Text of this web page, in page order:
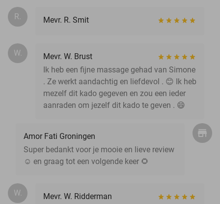
R. Mevr. R. Smit
W.
Mevr. W. Brust
Ik heb een fijne massage gehad van Simone
. Ze werkt aandachtig en liefdevol . 😊 Ik heb
mezelf dit kado gegeven en zou een ieder
aanraden om jezelf dit kado te geven . 😄
Amor Fati Groningen
Super bedankt voor je mooie en lieve review
☺️ en graag tot een volgende keer 🌻
W.
Mevr. W. Ridderman